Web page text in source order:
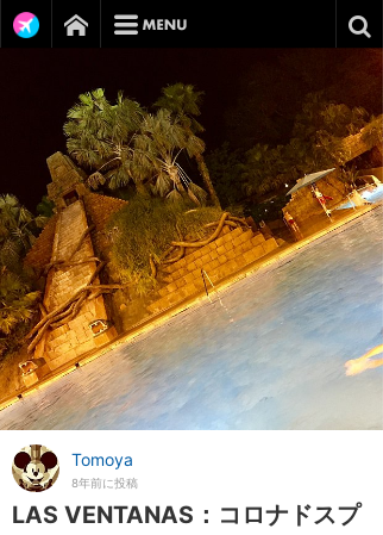
Tomoya
8年前に投稿
LAS VENTANAS：コロナドスプ